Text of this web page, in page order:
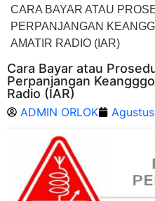
CARA BAYAR ATAU
PERPANJANGAN
AMATIR RADIO (IAR)
Cara Bayar atau
Perpanjangan
Radio (IAR)
ADMIN ORLOK